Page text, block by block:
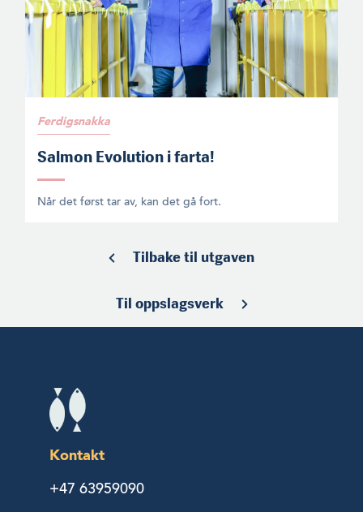
Ferdigsnakka
Salmon Evolution i farta!
Når det først tar av, kan det gå fort.
Tilbake til utgaven
Til oppslagsverk
Kontakt
+47 63959090